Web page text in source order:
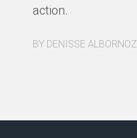
action.
BY DENISSE ALBORNOZ